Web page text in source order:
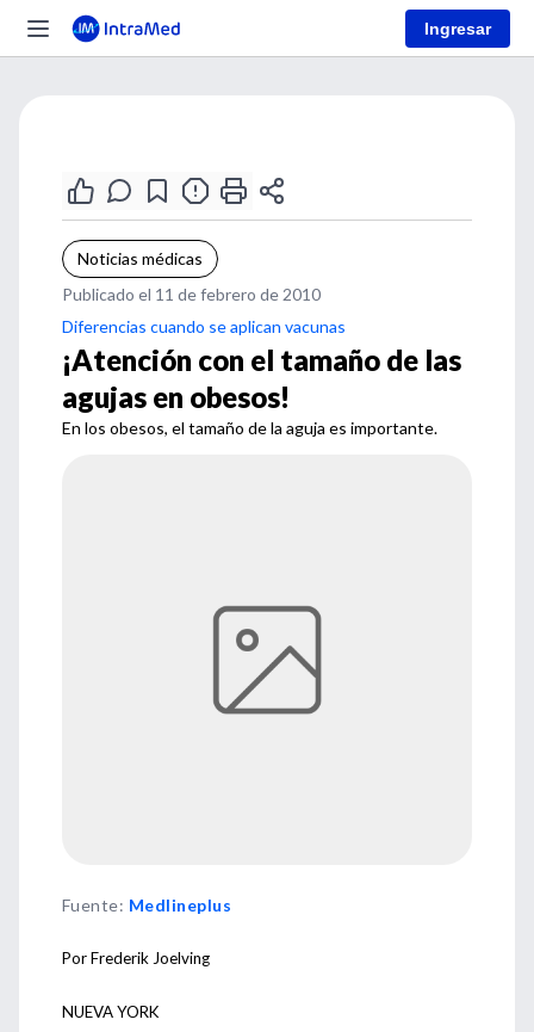
Ingresar
Noticias médicas
Publicado el 11 de febrero de 2010
Diferencias cuando se aplican vacunas
¡Atención con el tamaño de las
agujas en obesos!
En los obesos, el tamaño de la aguja es importante.
Fuente: Medlineplus
Por Frederik Joelving
NUEVA YORK